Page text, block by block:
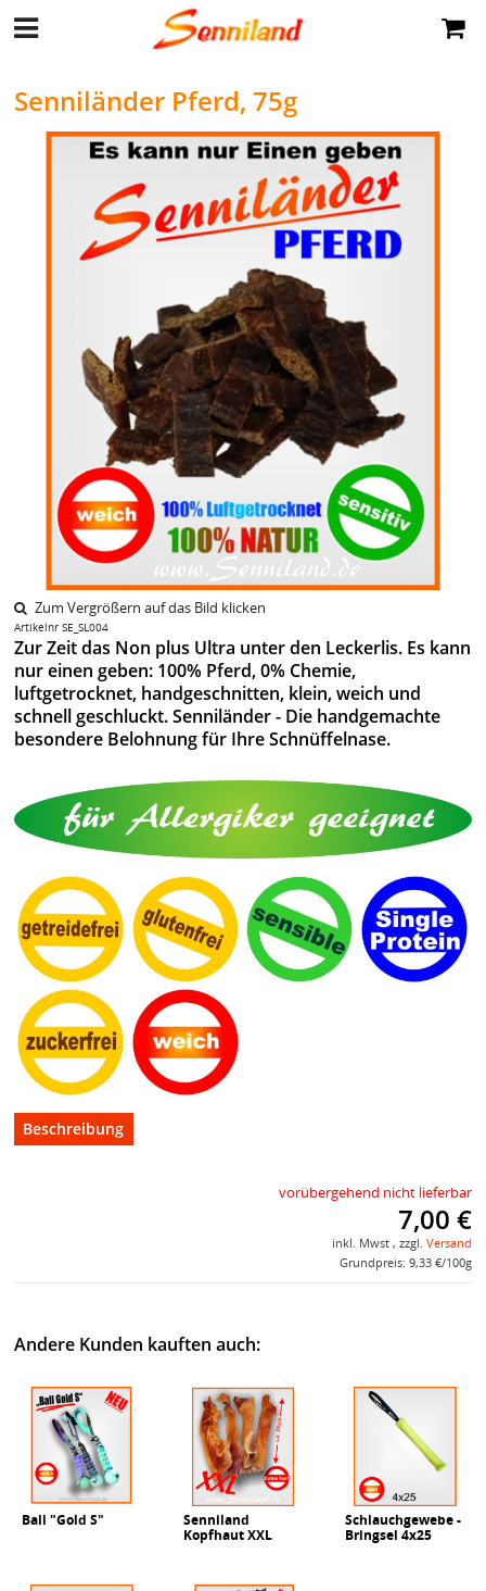
Senniländer Pferd, 75g
Zum Vergrößern auf das Bild klicken
Artikelnr SE_SL004
Zur Zeit das Non plus Ultra unter den Leckerlis. Es kann
nur einen geben: 100% Pferd, 0% Chemie,
luftgetrocknet, handgeschnitten, klein, weich und
schnell geschluckt. Senniländer - Die handgemachte
besondere Belohnung für Ihre Schnüffelnase.
Beschreibung
vorübergehend nicht lieferbar
7,00 €
inkl. Mwst , zzgl. Versand
Grundpreis: 9,33 €/100g
Andere Kunden kauften auch:
Ball "Gold S"
Senniland
Kopfhaut XXL
Schlauchgewebe -
Bringsel 4x25